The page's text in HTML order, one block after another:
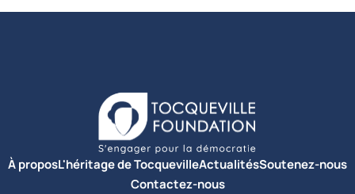
À proposL'héritage de TocquevilleActualitésSoutenez-nous
Contactez-nous